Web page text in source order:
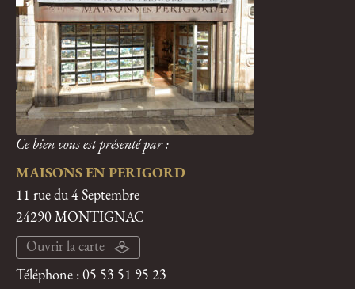
Ce bien vous est présenté par :
MAISONS EN PERIGORD
11 rue du 4 Septembre
24290 MONTIGNAC
Ouvrir la carte
Téléphone : 05 53 51 95 23